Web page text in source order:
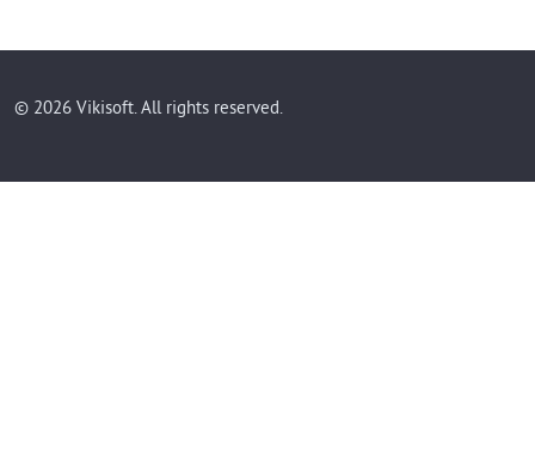
© 2026 Vikisoft. All rights reserved.